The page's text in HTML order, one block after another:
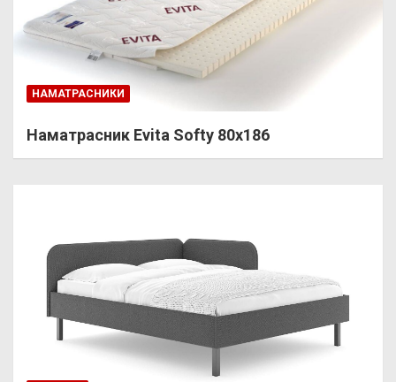
НАМАТРАСНИКИ
Наматрасник Evita Softy 80х186